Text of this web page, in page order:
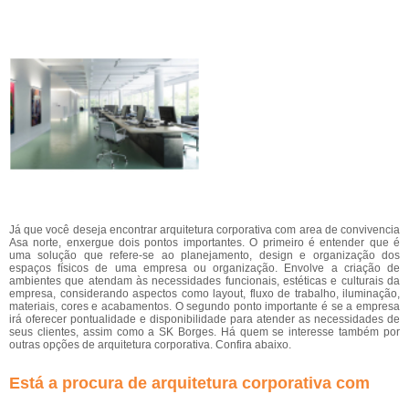
Já que você deseja encontrar arquitetura corporativa com area de convivencia
Asa norte, enxergue dois pontos importantes. O primeiro é entender que é
uma solução que refere-se ao planejamento, design e organização dos
espaços físicos de uma empresa ou organização. Envolve a criação de
ambientes que atendam às necessidades funcionais, estéticas e culturais da
empresa, considerando aspectos como layout, fluxo de trabalho, iluminação,
materiais, cores e acabamentos. O segundo ponto importante é se a empresa
irá oferecer pontualidade e disponibilidade para atender as necessidades de
seus clientes, assim como a SK Borges. Há quem se interesse também por
outras opções de arquitetura corporativa. Confira abaixo.
Está a procura de arquitetura corporativa com